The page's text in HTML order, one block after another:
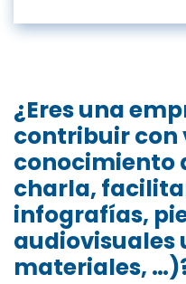
¿Eres una
contribuir con
conocimiento
charla,
infografías,
audiovisuales
materiales,